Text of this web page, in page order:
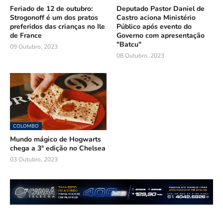
Feriado de 12 de outubro:
Strogonoff é um dos pratos
preferidos das crianças no Ile
de France
09 Outubro, 2023
Deputado Pastor Daniel de
Castro aciona Ministério
Público após evento do
Governo com apresentação
"Batcu"
08 Outubro, 2023
COLOMBO
Mundo mágico de Hogwarts
chega a 3ª edição no Chelsea
03 Outubro, 2023